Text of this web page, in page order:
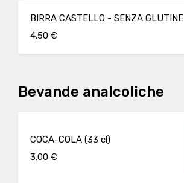
BIRRA CASTELLO - SENZA GLUTINE
4.50 €
Bevande analcoliche
COCA-COLA (33 cl)
3.00 €